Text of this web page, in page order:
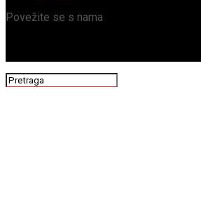
Povežite se s nama